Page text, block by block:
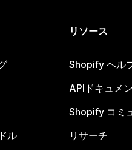
ル
リソース
Shopify ヘル
APIドキュメ
Shopify コミ
リサーチ